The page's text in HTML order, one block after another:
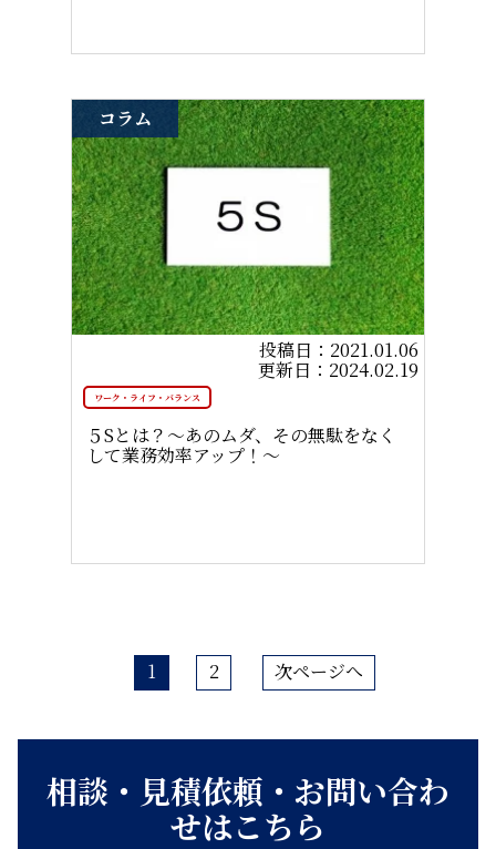
コラム
2021.01.06
2024.02.19
ワーク・ライフ・バランス
５Sとは？～あのムダ、その無駄をなく
して業務効率アップ！～
1 2 次ページへ
相談・見積依頼・お問い合わ
せはこちら